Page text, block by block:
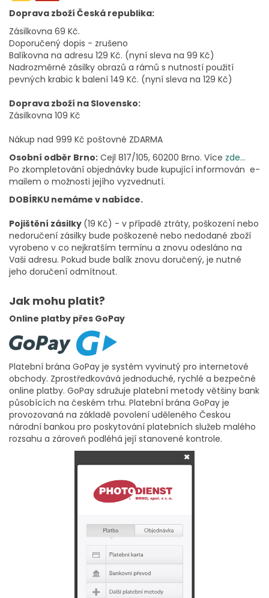
Doprava zboží Česká republika:
Zásilkovna 69 Kč.
Doporučený dopis - zrušeno
Balíkovna na adresu 129 Kč. (nyní sleva na 99 Kč)
Nadrozměrné zásilky obrazů a rámů s nutností použití
pevných krabic k balení 149 Kč. (nyní sleva na 129 Kč)
Doprava zboží na Slovensko:
Zásilkovna 109 Kč
Nákup nad 999 Kč poštovné ZDARMA
Osobní odběr Brno: Cejl 817/105, 60200 Brno. Více zde...
Po zkompletování objednávky bude kupující informován e-
mailem o možnosti jejího vyzvednutí.
DOBÍRKU nemáme v nabídce.
Pojištění zásilky (19 Kč) - v případě ztráty, poškození nebo
nedoručení zásilky bude poškozené nebo nedodané zboží
vyrobeno v co nejkratším termínu a znovu odesláno na
Vaši adresu. Pokud bude balík znovu doručený, je nutné
jeho doručení odmítnout.
Jak mohu platit?
Online platby přes GoPay
Platební brána GoPay je systém vyvinutý pro internetové
obchody. Zprostředkovává jednoduché, rychlé a bezpečné
online platby. GoPay sdružuje platební metody většiny bank
působících na českém trhu. Platební brána GoPay je
provozovaná na základě povolení uděleného Českou
národní bankou pro poskytování platebních služeb malého
rozsahu a zároveň podléhá její stanovené kontrole.